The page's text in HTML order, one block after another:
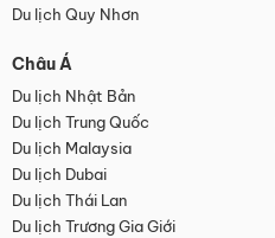
Du lịch Quy Nhơn
Châu Á
Du lịch Nhật Bản
Du lịch Trung Quốc
Du lịch Malaysia
Du lịch Dubai
Du lịch Thái Lan
Du lịch Trương Gia Giới